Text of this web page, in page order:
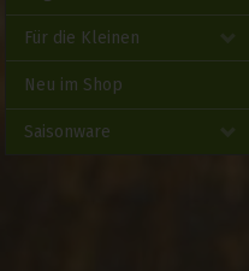
Für die Kleinen
Neu im Shop
Saisonware